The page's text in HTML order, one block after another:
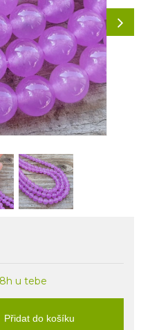
u tebe
Přidat do košíku